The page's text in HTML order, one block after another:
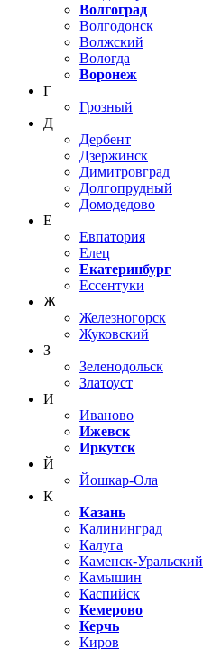
Волгоград
Волгодонск
Волжский
Вологда
Воронеж
Г
Грозный
Д
Дербент
Дзержинск
Димитровград
Долгопрудный
Домодедово
Е
Евпатория
Елец
Екатеринбург
Ессентуки
Ж
Железногорск
Жуковский
З
Зеленодольск
Златоуст
И
Иваново
Ижевск
Иркутск
Й
Йошкар-Ола
К
Казань
Калининград
Калуга
Каменск-Уральский
Камышин
Каспийск
Кемерово
Керчь
Киров